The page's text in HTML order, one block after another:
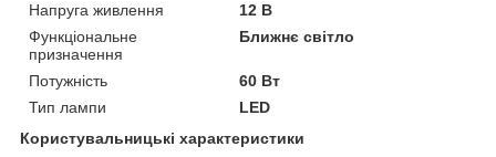
Напруга живлення
12 В
Функціональне
призначення
Ближнє світло
Потужність
60 Вт
Тип лампи
LED
Користувальницькі характеристики